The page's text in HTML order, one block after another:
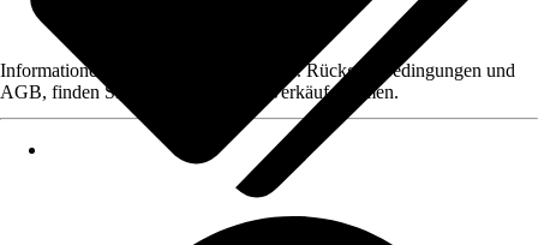
Informationen des Verkäufers, wie z. B. Rückgabebedingungen und
AGB, finden Sie bei Klick auf den Verkäufernamen.